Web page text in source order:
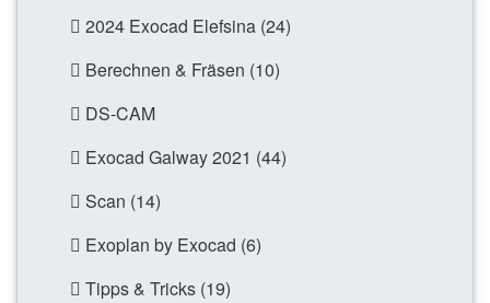
2024 Exocad Elefsina (24)
Berechnen & Fräsen (10)
DS-CAM
Exocad Galway 2021 (44)
Scan (14)
Exoplan by Exocad (6)
Tipps & Tricks (19)